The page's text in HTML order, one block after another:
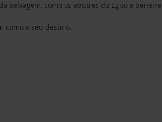
como os abutres do Egito e
como o seu destino.